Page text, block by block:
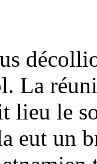
La
lieu le
eut un